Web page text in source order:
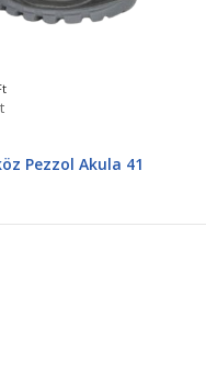
Pezzol Akula 41